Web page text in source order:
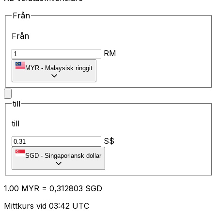
Från
Från
RM
MYR - Malaysisk ringgit
till
till
S$
SGD - Singaporiansk dollar
1.00 MYR = 0,312803 SGD
Mittkurs vid 03:42 UTC